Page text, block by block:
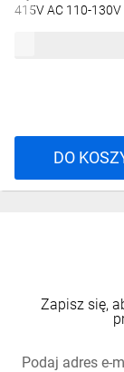
415V AC 110-130V
DO
Zapisz się,
Podaj adres e-